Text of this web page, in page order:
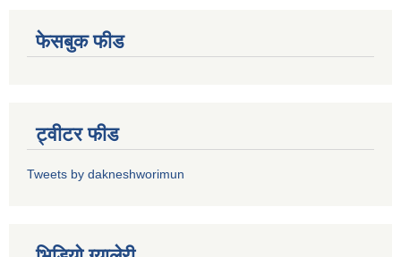
फेसबुक फीड
ट्वीटर फीड
Tweets by dakneshworimun